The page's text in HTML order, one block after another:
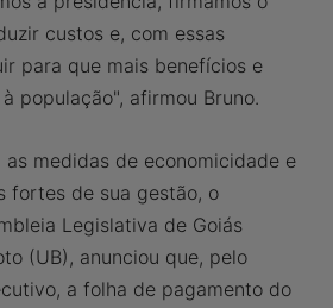
custos e, com essas
para que mais benefícios e
população", afirmou Bruno.
medidas de economicidade e
fortes de sua gestão, o
Legislativa de Goiás
(UB), anunciou que, pelo
a folha de pagamento do